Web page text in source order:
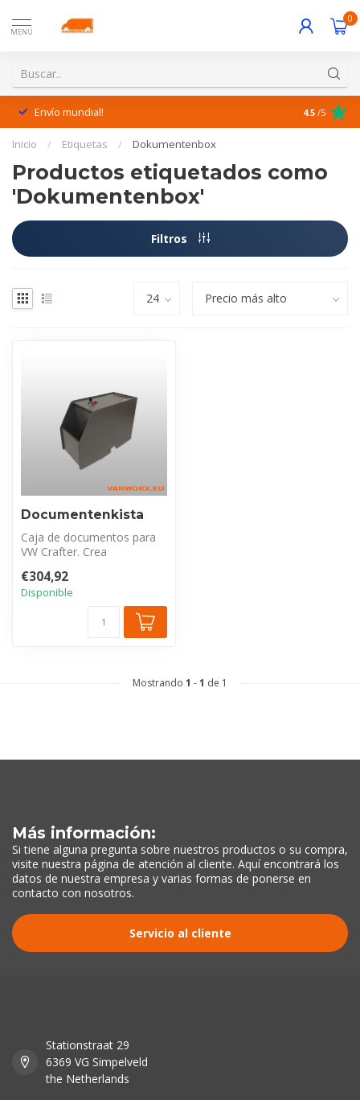
MENÚ
0
Envío mundial! ¡Excelente
4.5 /5
Inicio / Etiquetas / Dokumentenbox
Productos etiquetados como
'Dokumentenbox'
Filtros
Documentenkista
Caja de documentos para
VW Crafter. Crea
organizado entre l...
€304,92
Disponible
Mostrando 1 -1 de 1
Más información:
Si tiene alguna pregunta sobre nuestros productos o su compra,
visite nuestra página de atención al cliente. Aquí encontrará los
datos de nuestra empresa y varias formas de ponerse en
contacto con nosotros.
Servicio al cliente
Stationstraat 29
6369 VG Simpelveld
the Netherlands